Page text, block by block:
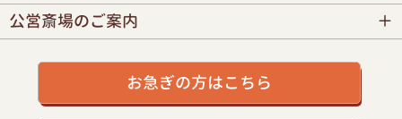
公営斎場のご案内
お急ぎの方はこちら